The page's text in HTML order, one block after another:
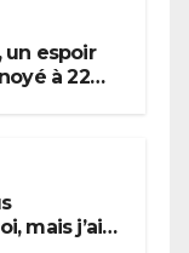
un espoir
à 22
mais j’ai